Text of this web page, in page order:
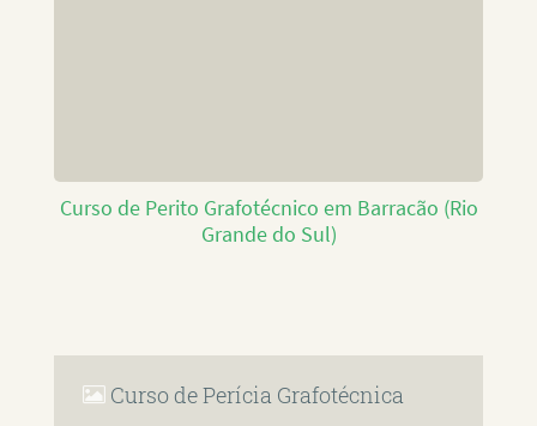
Curso de Perito Grafotécnico em Barracão (Rio
Grande do Sul)
Curso de Perícia Grafotécnica